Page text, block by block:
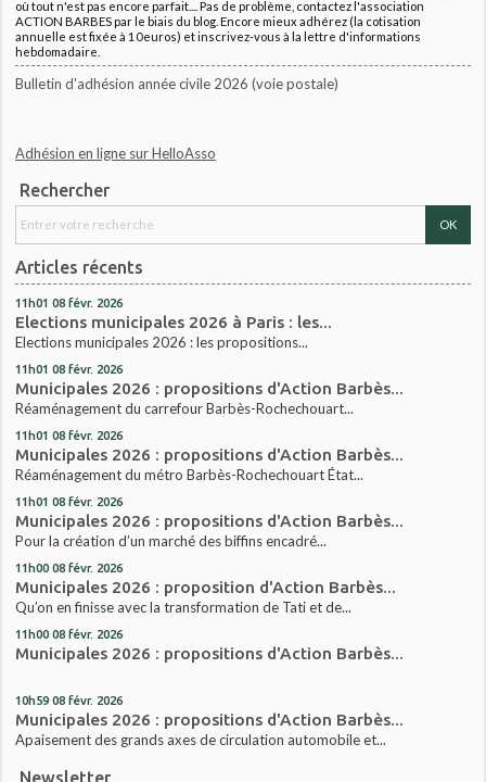
où tout n'est pas encore parfait.... Pas de problème, contactez l'association
ACTION BARBES par le biais du blog. Encore mieux adhérez (la cotisation
annuelle est fixée à 10euros) et inscrivez-vous à la lettre d'informations
hebdomadaire.
Bulletin d'adhésion année civile 2026 (voie postale)
Adhésion en ligne sur HelloAsso
Rechercher
Articles récents
11h01 08 févr. 2026
Elections municipales 2026 à Paris : les...
Elections municipales 2026 : les propositions...
11h01 08 févr. 2026
Municipales 2026 : propositions d'Action Barbès...
Réaménagement du carrefour Barbès-Rochechouart...
11h01 08 févr. 2026
Municipales 2026 : propositions d'Action Barbès...
Réaménagement du métro Barbès-Rochechouart État...
11h01 08 févr. 2026
Municipales 2026 : propositions d'Action Barbès...
Pour la création d’un marché des biffins encadré...
11h00 08 févr. 2026
Municipales 2026 : proposition d'Action Barbès...
Qu’on en finisse avec la transformation de Tati et de...
11h00 08 févr. 2026
Municipales 2026 : propositions d'Action Barbès...
10h59 08 févr. 2026
Municipales 2026 : propositions d'Action Barbès...
Apaisement des grands axes de circulation automobile et...
Newsletter